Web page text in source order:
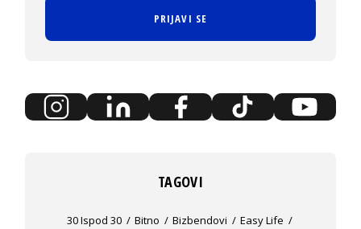
PRIJAVI SE
TAGOVI
30 Ispod 30 Bitno Bizbendovi
Easy Life